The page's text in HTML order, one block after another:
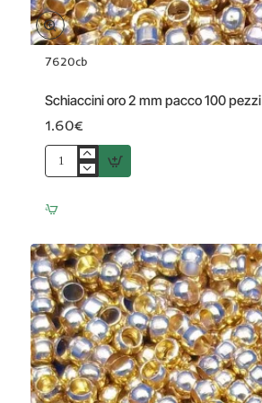
7620cb
Schiaccini oro 2 mm pacco 100 pezzi
1.60€
Schiaccini
2
mm
100
pezzi